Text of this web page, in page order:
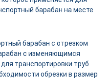
барабан на месте
барабан с отрезком
с изменяющимся
транспортировки труб
обрезки в размер